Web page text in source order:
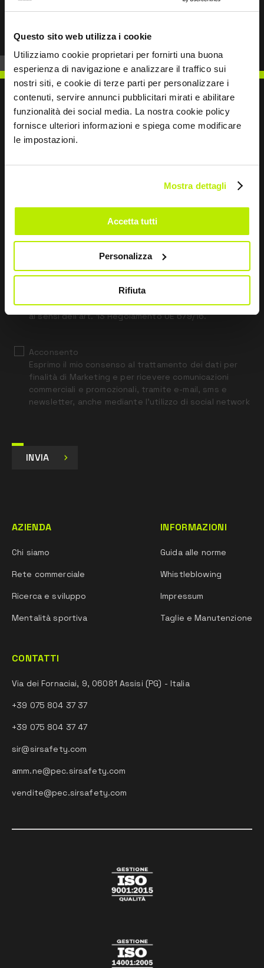
Questo sito web utilizza i cookie
Utilizziamo cookie proprietari per fornirti una buona
esperienza di navigazione e analizzare il traffico sui
nostri siti, e cookie di terze parti per personalizzare i
contenuti, servire annunci pubblicitari mirati e abilitare
funzionalità dei social media. La nostra cookie policy
fornisce ulteriori informazioni e spiega come modificare
le impostazioni.
Mostra dettagli
Accetta tutti
Personalizza
Rifiuta
Leave
blank
*Ho letto l’Informativa Privacy
ai sensi dell’art. 13 Regolamento UE 679/16.
Acconsento
Esprimo il mio consenso al trattamento dei dati per
finalità di Marketing e per ricevere comunicazioni
commerciali e promozionali, tramite e-mail, sms e
newsletter, anche mediante l’utilizzo di social network
INVIA
AZIENDA
Chi siamo
Rete commerciale
Ricerca e sviluppo
Mentalità sportiva
INFORMAZIONI
Guida alle norme
Whistleblowing
Impressum
Taglie e Manutenzione
CONTATTI
Via dei Fornaciai, 9, 06081 Assisi (PG) - Italia
+39 075 804 37 37
+39 075 804 37 47
sir@sirsafety.com
amm.ne@pec.sirsafety.com
vendite@pec.sirsafety.com